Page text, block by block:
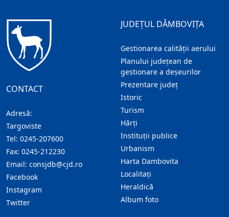
CONTACT
Adresă:
Targoviste
Tel: 0245-207600
Fax: 0245-212230
Email: consjdb@cjd.ro
Facebook
Instagram
Twitter
JUDEȚUL DÂMBOVIȚA
Gestionarea calității aerului
Planului județean de
gestionare a deșeurilor
Prezentare judeţ
Istoric
Turism
Hărţi
Instituţii publice
Urbanism
Harta Dambovita
Localitaţi
Heraldică
Album foto